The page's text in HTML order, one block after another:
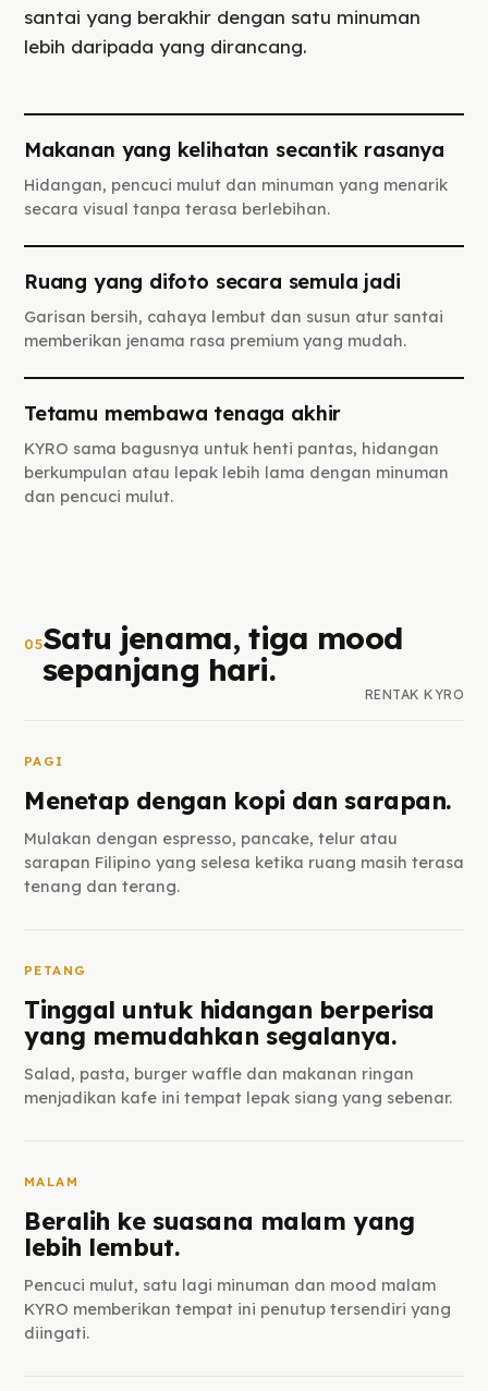
santai yang berakhir dengan satu minuman
lebih daripada yang dirancang.
Makanan yang kelihatan secantik rasanya
Hidangan, pencuci mulut dan minuman yang menarik
secara visual tanpa terasa berlebihan.
Ruang yang difoto secara semula jadi
Garisan bersih, cahaya lembut dan susun atur santai
memberikan jenama rasa premium yang mudah.
Tetamu membawa tenaga akhir
KYRO sama bagusnya untuk henti pantas, hidangan
berkumpulan atau lepak lebih lama dengan minuman
dan pencuci mulut.
05Satu jenama, tiga mood
sepanjang hari.
RENTAK KYRO
PAGI
Menetap dengan kopi dan sarapan.
Mulakan dengan espresso, pancake, telur atau
sarapan Filipino yang selesa ketika ruang masih terasa
tenang dan terang.
PETANG
Tinggal untuk hidangan berperisa
yang memudahkan segalanya.
Salad, pasta, burger waffle dan makanan ringan
menjadikan kafe ini tempat lepak siang yang sebenar.
MALAM
Beralih ke suasana malam yang
lebih lembut.
Pencuci mulut, satu lagi minuman dan mood malam
KYRO memberikan tempat ini penutup tersendiri yang
diingati.